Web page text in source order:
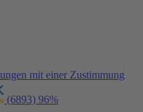
mit einer Zustimmung
(6893) 96%